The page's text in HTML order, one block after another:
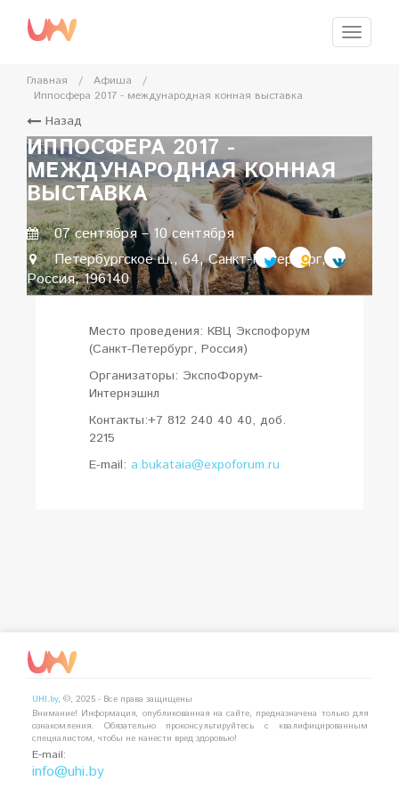
главному
Меню
Главная / Афиша
/
Иппосфера 2017 - международная конная выставка
Назад
ИППОСФЕРА 2017 -
МЕЖДУНАРОДНАЯ КОННАЯ
ВЫСТАВКА
07 сентября–10 сентября
Петербургское ш., 64, Санкт-Петербург,
Россия, 196140
Место проведения: КВЦ Экспофорум
(Санкт-Петербург, Россия)
Организаторы: ЭкспоФорум-
Интернэшнл
Контакты:+7 812 240 40 40, доб.
2215
E-mail: a.bukataia@expoforum.ru
UHI.by, ©, 2025 - Все права защищены
Внимание! Информация, опубликованная на сайте, предназначена только для
ознакомления. Обязательно проконсультируйтесь с квалифицированным
специалистом, чтобы не нанести вред здоровью!
E-mail:
info@uhi.by